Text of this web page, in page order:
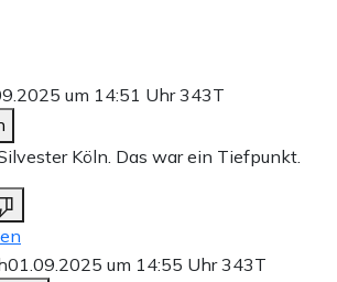
um 14:51 Uhr343T
Köln. Das war ein Tiefpunkt.
01.09.2025 um 14:55 Uhr343T